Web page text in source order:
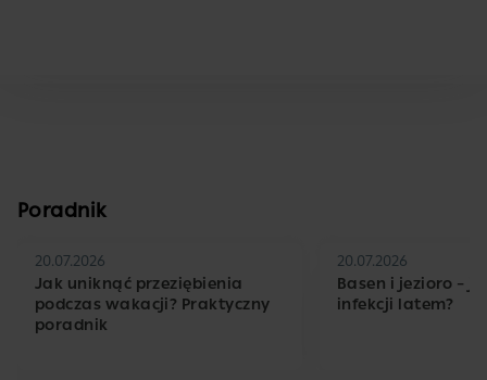
Poradnik
20.07.2026
Jak uniknąć przeziębienia
podczas wakacji? Praktyczny
poradnik
20.07.2026
Basen i jezioro –
infekcji latem?